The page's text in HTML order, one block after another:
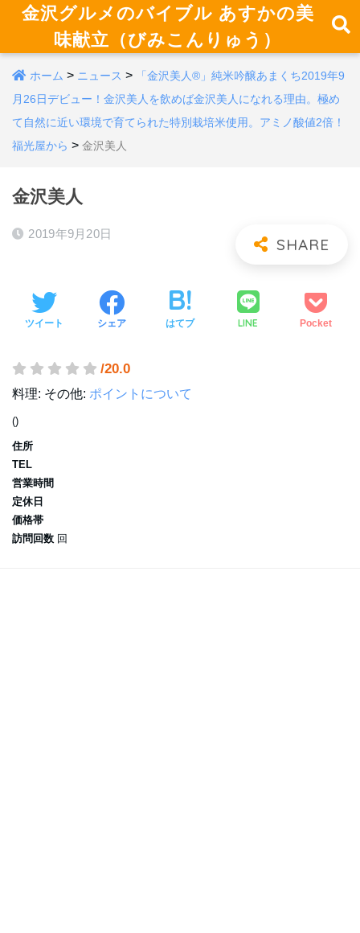
金沢グルメのバイブル あすかの美
味献立（びみこんりゅう）
ホーム > ニュース >
「金沢美人®︎」純米吟醸あまくち2019年9
月26日デビュー！金沢美人を飲めば金沢美人になれる理由。極め
て自然に近い環境で育てられた特別栽培米使用。アミノ酸値2倍！
福光屋から > 金沢美人
金沢美人
2019年9月20日
ツイート シェア はてブ LINE Pocket
/20.0
料理: その他: ポイントについて
()
住所
TEL
営業時間
定休日
価格帯
訪問回数 回